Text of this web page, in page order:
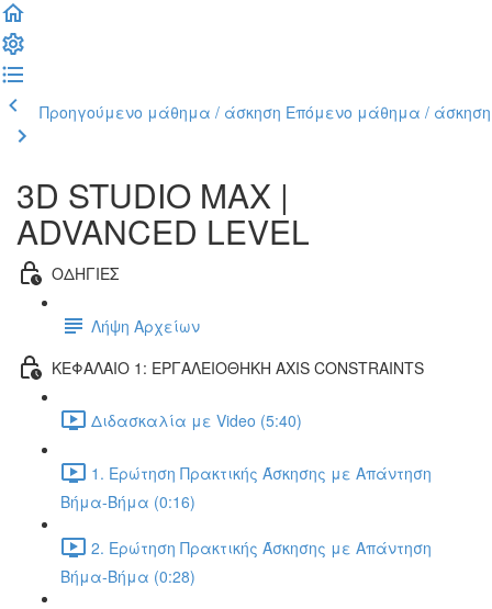
Προηγούμενο μάθημα / άσκηση Επόμενο μάθημα / άσκηση
3D STUDIO MAX |
ADVANCED LEVEL
ΟΔΗΓΙΕΣ
Λήψη Αρχείων
ΚΕΦΑΛΑΙΟ 1: ΕΡΓΑΛΕΙΟΘΗΚΗ AXIS CONSTRAINTS
Διδασκαλία με Video (5:40)
1. Ερώτηση Πρακτικής Άσκησης με Απάντηση
Βήμα-Βήμα (0:16)
2. Ερώτηση Πρακτικής Άσκησης με Απάντηση
Βήμα-Βήμα (0:28)